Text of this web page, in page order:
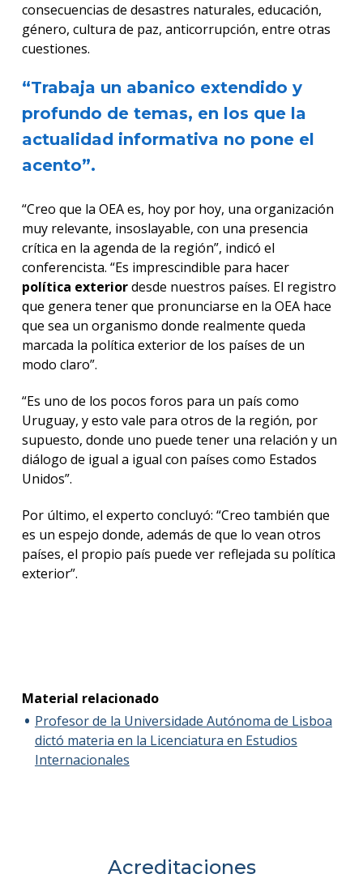
consecuencias de desastres naturales, educación,
género, cultura de paz, anticorrupción, entre otras
cuestiones.
“Trabaja un abanico extendido y
profundo de temas, en los que la
actualidad informativa no pone el
acento”.
“Creo que la OEA es, hoy por hoy, una organización
muy relevante, insoslayable, con una presencia
crítica en la agenda de la región”, indicó el
conferencista. “Es imprescindible para hacer
política exteriordesde nuestros países. El registro
que genera tener que pronunciarse en la OEA hace
que sea un organismo donde realmente queda
marcada la política exterior de los países de un
modo claro”.
“Es uno de los pocos foros para un país como
Uruguay, y esto vale para otros de la región, por
supuesto, donde uno puede tener una relación y un
diálogo de igual a igual con países como Estados
Unidos”.
Por último, el experto concluyó: “Creo también que
es un espejo donde, además de que lo vean otros
países, el propio país puede ver reflejada su política
exterior”.
Material relacionado
Profesor de la Universidade Autónoma de Lisboa
dictó materia en la Licenciatura en Estudios
Internacionales
Acreditaciones